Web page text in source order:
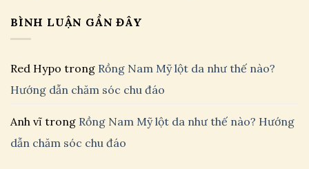
BÌNH LUẬN GẦN ĐÂY
Red Hypo trong Rồng Nam Mỹ lột da như thế nào?
Hướng dẫn chăm sóc chu đáo
Anh vĩ trong Rồng Nam Mỹ lột da như thế nào? Hướng
dẫn chăm sóc chu đáo